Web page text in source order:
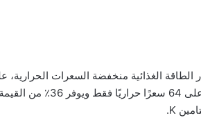
الطاقة الغذائية منخفضة السعرات